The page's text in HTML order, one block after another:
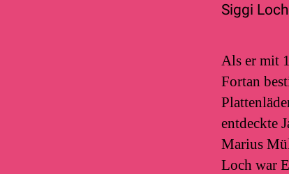
Siggi Loch
Als er mit
Fortan
entdeckte
Marius
Loch war